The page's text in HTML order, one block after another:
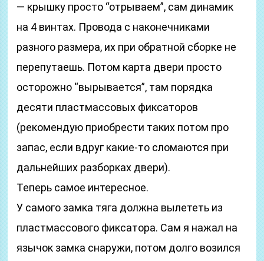
— крышку просто “отрываем”, сам динамик
на 4 винтах. Провода с наконечниками
разного размера, их при обратной сборке не
перепутаешь. Потом карта двери просто
осторожно “вырывается”, там порядка
десяти пластмассовых фиксаторов
(рекомендую приобрести таких потом про
запас, если вдруг какие-то сломаются при
дальнейших разборках двери).
Теперь самое интересное.
У самого замка тяга должна вылететь из
пластмассового фиксатора. Сам я нажал на
язычок замка снаружи, потом долго возился